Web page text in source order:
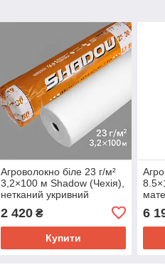
Агроволокно біле 23 г/м²
3,2×100 м Shadow (Чехія),
нетканий укривний
парників і рослин
2 420₴
Купити
6